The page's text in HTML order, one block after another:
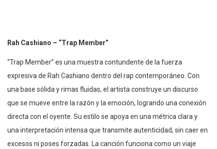
Rah Cashiano – “Trap Member”
“Trap Member” es una muestra contundente de la fuerza
expresiva de Rah Cashiano dentro del rap contemporáneo. Con
una base sólida y rimas fluidas, el artista construye un discurso
que se mueve entre la razón y la emoción, logrando una conexión
directa con el oyente. Su estilo se apoya en una métrica clara y
una interpretación intensa que transmite autenticidad, sin caer en
excesos ni poses forzadas. La canción funciona como un viaje